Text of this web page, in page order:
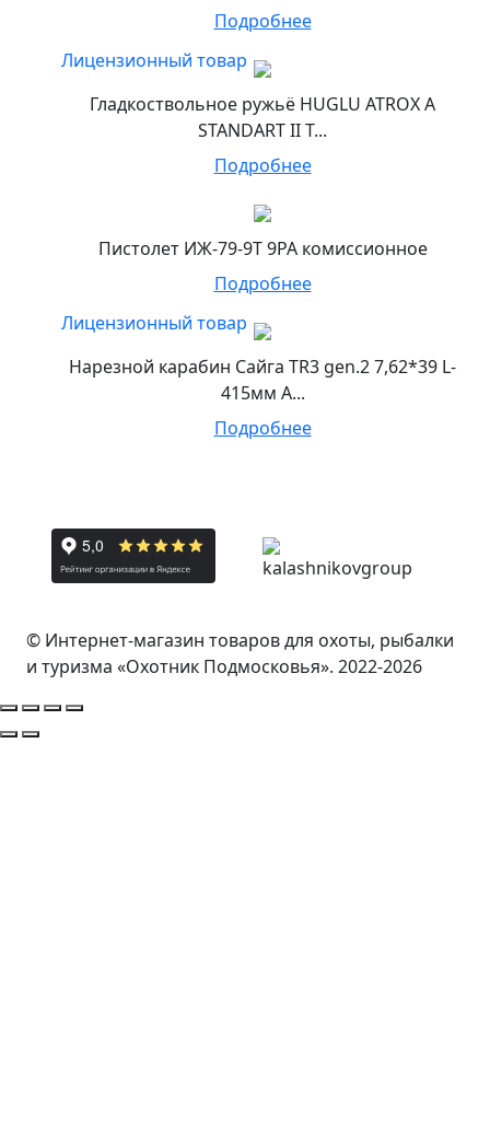
Подробнее
Лицензионный товар
Гладкоствольное ружьё HUGLU ATROX A
STANDART II T...
Подробнее
Пистолет ИЖ-79-9Т 9РА комиссионное
Подробнее
Лицензионный товар
Нарезной карабин Сайга TR3 gen.2 7,62*39 L-
415мм А...
Подробнее
© Интернет-магазин товаров для охоты, рыбалки
и туризма «Охотник Подмосковья». 2022-2026